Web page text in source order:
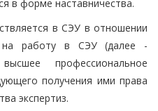
в форме наставничества.
в СЭУ в отношении
на работу в СЭУ (далее -
профессиональное
получения ими права
экспертиз.